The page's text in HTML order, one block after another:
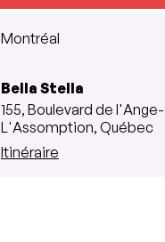
Montréal
Bella Stella
155, Boulevard de
L'Assomption, Québec
Itinéraire